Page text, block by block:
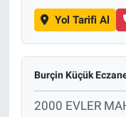
Yol Tarifi Al
Burçin Küçük
2000 EVLER